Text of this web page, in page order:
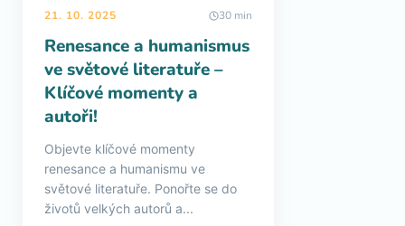
21. 10. 2025 30 min
Renesance a humanismus
ve světové literatuře –
Klíčové momenty a
autoři!
Objevte klíčové momenty
renesance a humanismu ve
světové literatuře. Ponořte se do
životů velkých autorů a...